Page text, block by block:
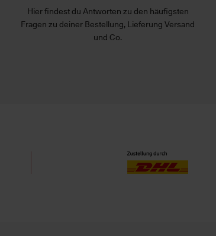
Hier findest du Antworten zu den häufigsten
Fragen zu deiner Bestellung, Lieferung Versand
und Co.